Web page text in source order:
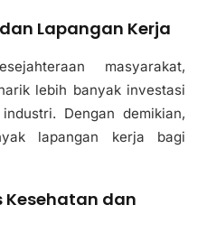
Lapangan Kerja
masyarakat,
lebih banyak investasi
Dengan demikian,
lapangan kerja bagi
Kesehatan dan